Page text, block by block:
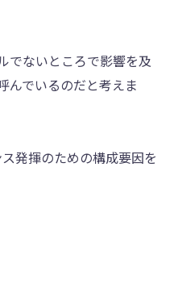
でないところで影響を及
んでいるのだと考えま
発揮のための構成要因を